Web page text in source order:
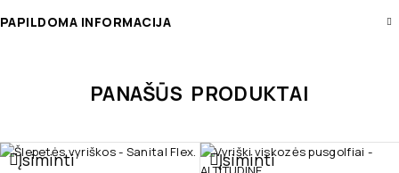
PAPILDOMA INFORMACIJA
PANAŠŪS PRODUKTAI
Įsiminti
Įsiminti